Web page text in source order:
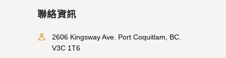
聯絡資訊
2606 Kingsway Ave. Port Coquitlam, BC.
V3C 1T6